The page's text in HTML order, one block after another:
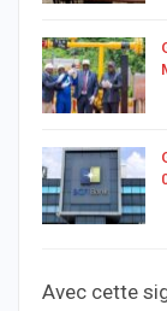
Avec cette